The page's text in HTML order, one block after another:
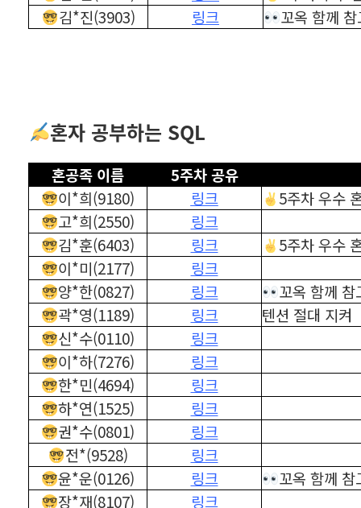
김*진(3903)
링크 꼬옥 함께
혼자 공부하는 SQL
혼공족 이름 5주차 공유
이*희(9180) 링크
5주차 우수
고*희(2550)
링크
김*훈(6403)
링크
5주차 우수
이*미(2177)
링크
양*한(0827)
링크
꼬옥 함께
곽*영(1189)
링크
텐션 절대 지켜
신*수(0110)
링크
이*하(7276)
링크
한*민(4694)
링크
하*연(1525)
링크
권*수(0801)
링크
전*(9528)
링크
윤*운(0126)
링크
꼬옥 함께
장*재(8107)
링크